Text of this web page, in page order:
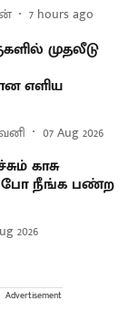
7 hours ago
முதலீடு
எளிய
07 Aug 2026
காசு
நீங்க பண்ற
2026
Advertisement